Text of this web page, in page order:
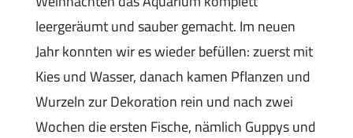
leergeräumt und sauber gemacht. Im neuen
Jahr konnten wir es wieder befüllen: zuerst mit
Kies und Wasser, danach kamen Pflanzen und
Wurzeln zur Dekoration rein und nach zwei
Wochen die ersten Fische, nämlich Guppys und